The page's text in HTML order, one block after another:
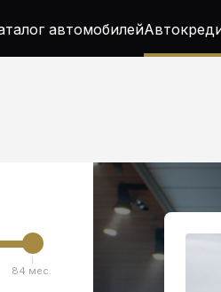
автомобилей
84 мес.